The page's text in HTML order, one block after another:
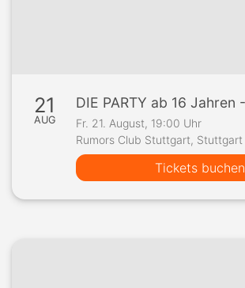
21
AUG
Fr. 21. August, 19:00 Uhr
Rumors Club Stuttgart, Stuttgart
Tickets buchen